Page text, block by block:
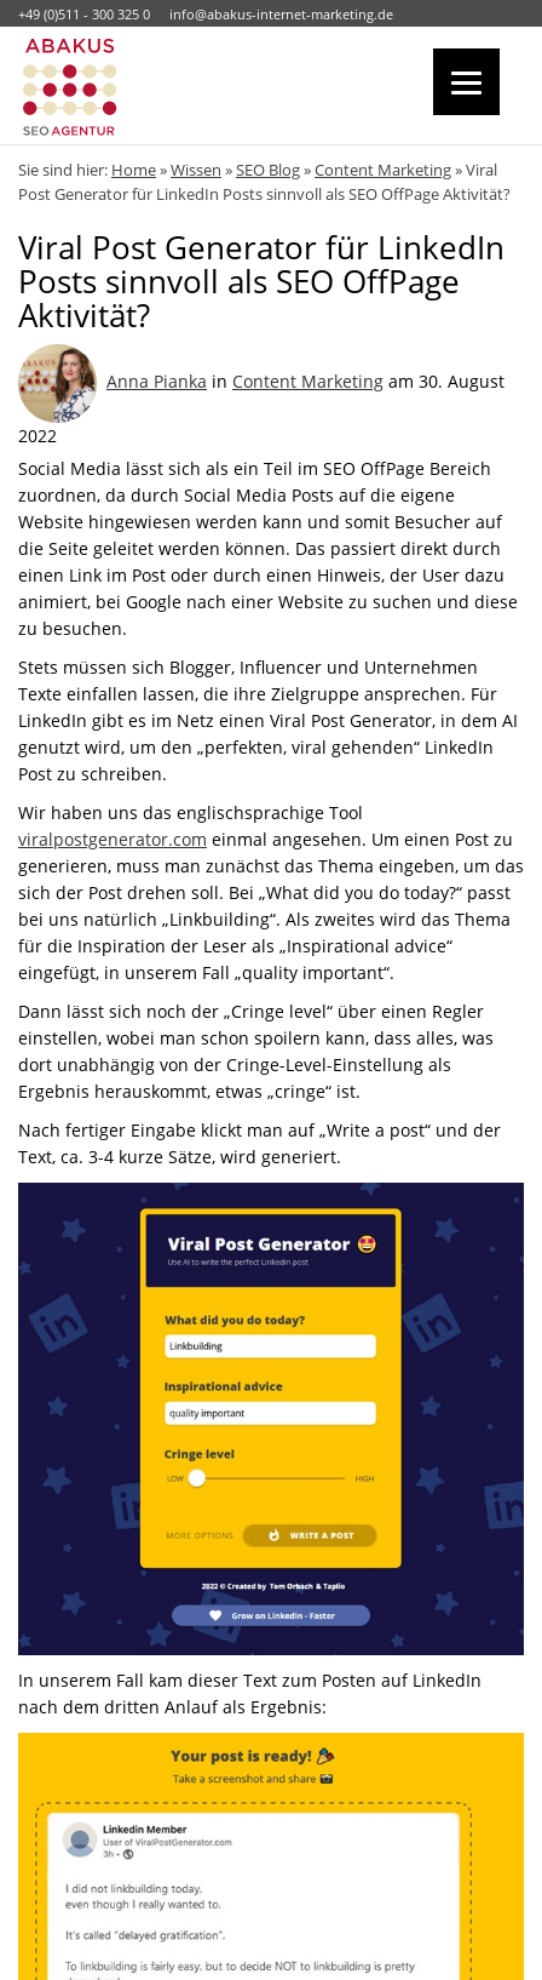
+49 (0)511 - 300 325 0 info@abakus-internet-marketing.de
Sie sind hier: Home»Wissen »SEO Blog»Content Marketing»Viral
Post Generator für LinkedIn Posts sinnvoll als SEO OffPage Aktivität?
Viral Post Generator für LinkedIn
Posts sinnvoll als SEO OffPage
Aktivität?
Anna Pianka in Content Marketing am 30. August
2022
Social Media lässt sich als ein Teil im SEO OffPage Bereich
zuordnen, da durch Social Media Posts auf die eigene
Website hingewiesen werden kann und somit Besucher auf
die Seite geleitet werden können. Das passiert direkt durch
einen Link im Post oder durch einen Hinweis, der User dazu
animiert, bei Google nach einer Website zu suchen und diese
zu besuchen.
Stets müssen sich Blogger, Influencer und Unternehmen
Texte einfallen lassen, die ihre Zielgruppe ansprechen. Für
LinkedIn gibt es im Netz einen Viral Post Generator, in dem AI
genutzt wird, um den „perfekten, viral gehenden“ LinkedIn
Post zu schreiben.
Wir haben uns das englischsprachige Tool
viralpostgenerator.com einmal angesehen. Um einen Post zu
generieren, muss man zunächst das Thema eingeben, um das
sich der Post drehen soll. Bei „What did you do today?“ passt
bei uns natürlich „Linkbuilding“. Als zweites wird das Thema
für die Inspiration der Leser als „Inspirational advice“
eingefügt, in unserem Fall „quality important“.
Dann lässt sich noch der „Cringe level“ über einen Regler
einstellen, wobei man schon spoilern kann, dass alles, was
dort unabhängig von der Cringe-Level-Einstellung als
Ergebnis herauskommt, etwas „cringe“ ist.
Nach fertiger Eingabe klickt man auf „Write a post“ und der
Text, ca. 3-4 kurze Sätze, wird generiert.
In unserem Fall kam dieser Text zum Posten auf LinkedIn
nach dem dritten Anlauf als Ergebnis: